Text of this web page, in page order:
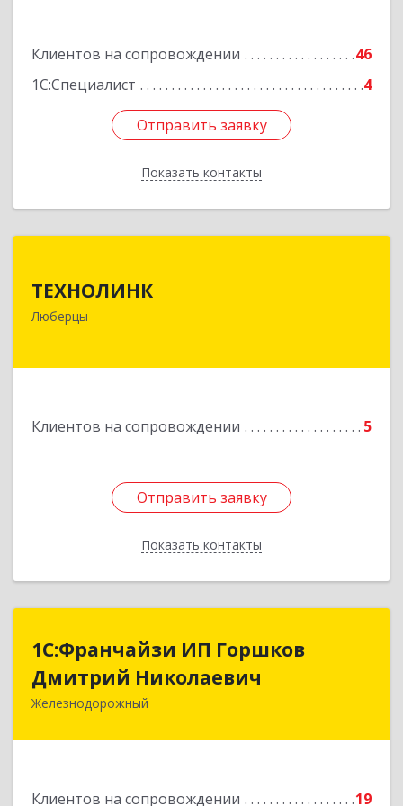
Клиентов на сопровождении
46
1С:Специалист
4
Отправить заявку
Показать контакты
Отправить заявку
Назад
ТЕХНОЛИНК
Люберцы
Клиентов на сопровождении 5
Отправить заявку
Показать контакты
Отправить заявку
Назад
1С:Франчайзи ИП Горшков
Дмитрий Николаевич
Железнодорожный
Клиентов на сопровождении 19
1С:Франчайзи ИП Горшков
Дмитрий Николаевич
143980, Московская обл, Железнодорожный г,